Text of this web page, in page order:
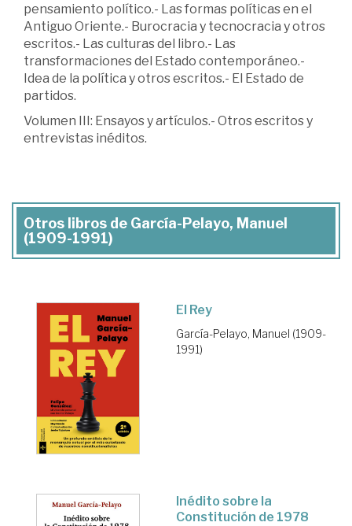
pensamiento político.- Las formas políticas en el
Antiguo Oriente.- Burocracia y tecnocracia y otros
escritos.- Las culturas del libro.- Las
transformaciones del Estado contemporáneo.-
Idea de la política y otros escritos.- El Estado de
partidos.
Volumen III: Ensayos y artículos.- Otros escritos y
entrevistas inéditos.
Otros libros de García-Pelayo, Manuel
(1909-1991)
El Rey
García-Pelayo, Manuel (1909-
1991)
Inédito sobre la
Constitución de 1978